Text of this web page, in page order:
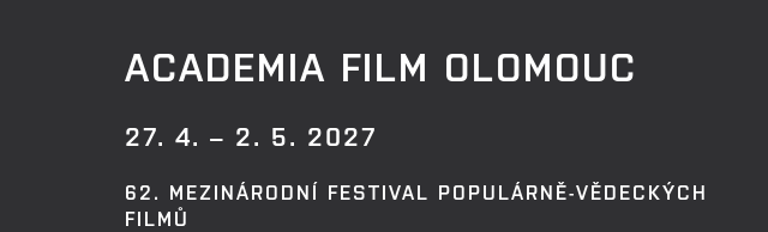
ACADEMIA FILM OLOMOUC
27. 4. – 2. 5. 2027
62. MEZINÁRODNÍ FESTIVAL POPULÁRNĚ-VĚDECKÝCH
FILMŮ